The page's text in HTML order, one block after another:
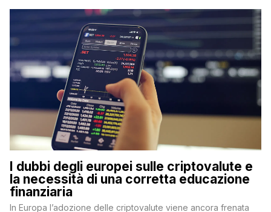
flessibilità e rendimento. Come funzionano […]
I dubbi degli europei sulle criptovalute e
la necessità di una corretta educazione
finanziaria
In Europa l’adozione delle criptovalute viene ancora frenata